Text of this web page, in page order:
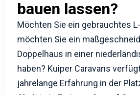
Sie möchten ein
bauen lassen?
Möchten Sie ein gebrauchtes
möchten Sie ein
Doppelhaus in einer